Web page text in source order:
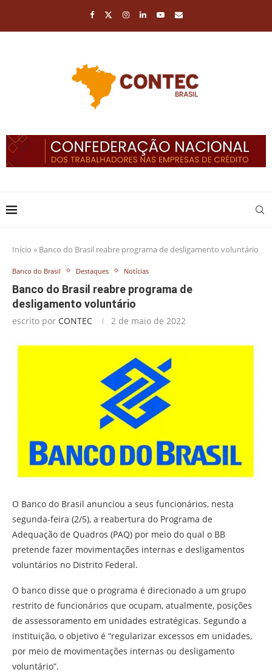
Início » Banco do Brasil reabre programa de desligamento voluntário
Banco do Brasil Destaques Notícias
Banco do Brasil reabre programa de
desligamento voluntário
escrito por CONTEC 2 de maio de 2022
O Banco do Brasil anunciou a seus funcionários, nesta
segunda-feira (2/5), a reabertura do Programa de
Adequação de Quadros (PAQ) por meio do qual o BB
pretende fazer movimentações internas e desligamentos
voluntários no Distrito Federal.
O banco disse que o programa é direcionado a um grupo
restrito de funcionários que ocupam, atualmente, posições
de assessoramento em unidades estratégicas. Segundo a
instituição, o objetivo é “regularizar excessos em unidades,
por meio de movimentações internas ou desligamento
voluntário”.